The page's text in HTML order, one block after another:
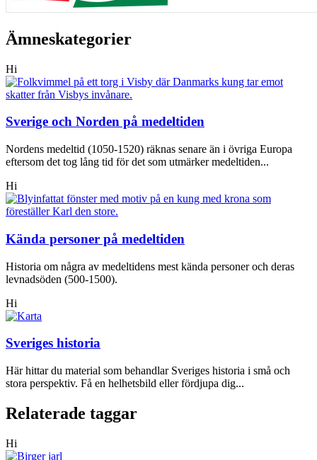
Ämneskategorier
Hi
Sverige och Norden på medeltiden
Nordens medeltid (1050-1520) räknas senare än i övriga Europa
eftersom det tog lång tid för det som utmärker medeltiden...
Hi
Kända personer på medeltiden
Historia om några av medeltidens mest kända personer och deras
levnadsöden (500-1500).
Hi
Sveriges historia
Här hittar du material som behandlar Sveriges historia i små och
stora perspektiv. Få en helhetsbild eller fördjupa dig...
Relaterade taggar
Hi